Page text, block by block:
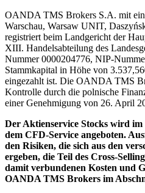
OANDA TMS Brokers S.A. mit
Warschau, Warsaw UNIT,
registriert beim Landgericht der
XIII. Handelsabteilung des
Nummer 0000204776, NIP-
Stammkapital in Höhe von
eingezahlt ist. Die OANDA TMS
Kontrolle durch die polnische
einer Genehmigung von 26. April
Der Aktienservice Stocks wird im
dem CFD-Service angeboten.
den Risiken, die sich aus den
ergeben, die Teil des Cross-
damit verbundenen Kosten und
OANDA TMS Brokers im